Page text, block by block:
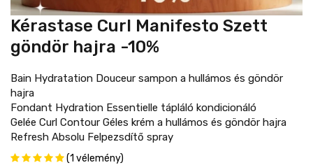
Kérastase Curl Manifesto Szett
göndör hajra -10%
Bain Hydratation Douceur sampon a hullámos és göndör
hajra
Fondant Hydration Essentielle tápláló kondicionáló
Gelée Curl Contour Géles krém a hullámos és göndör hajra
Refresh Absolu Felpezsdítő spray
(1 vélemény)